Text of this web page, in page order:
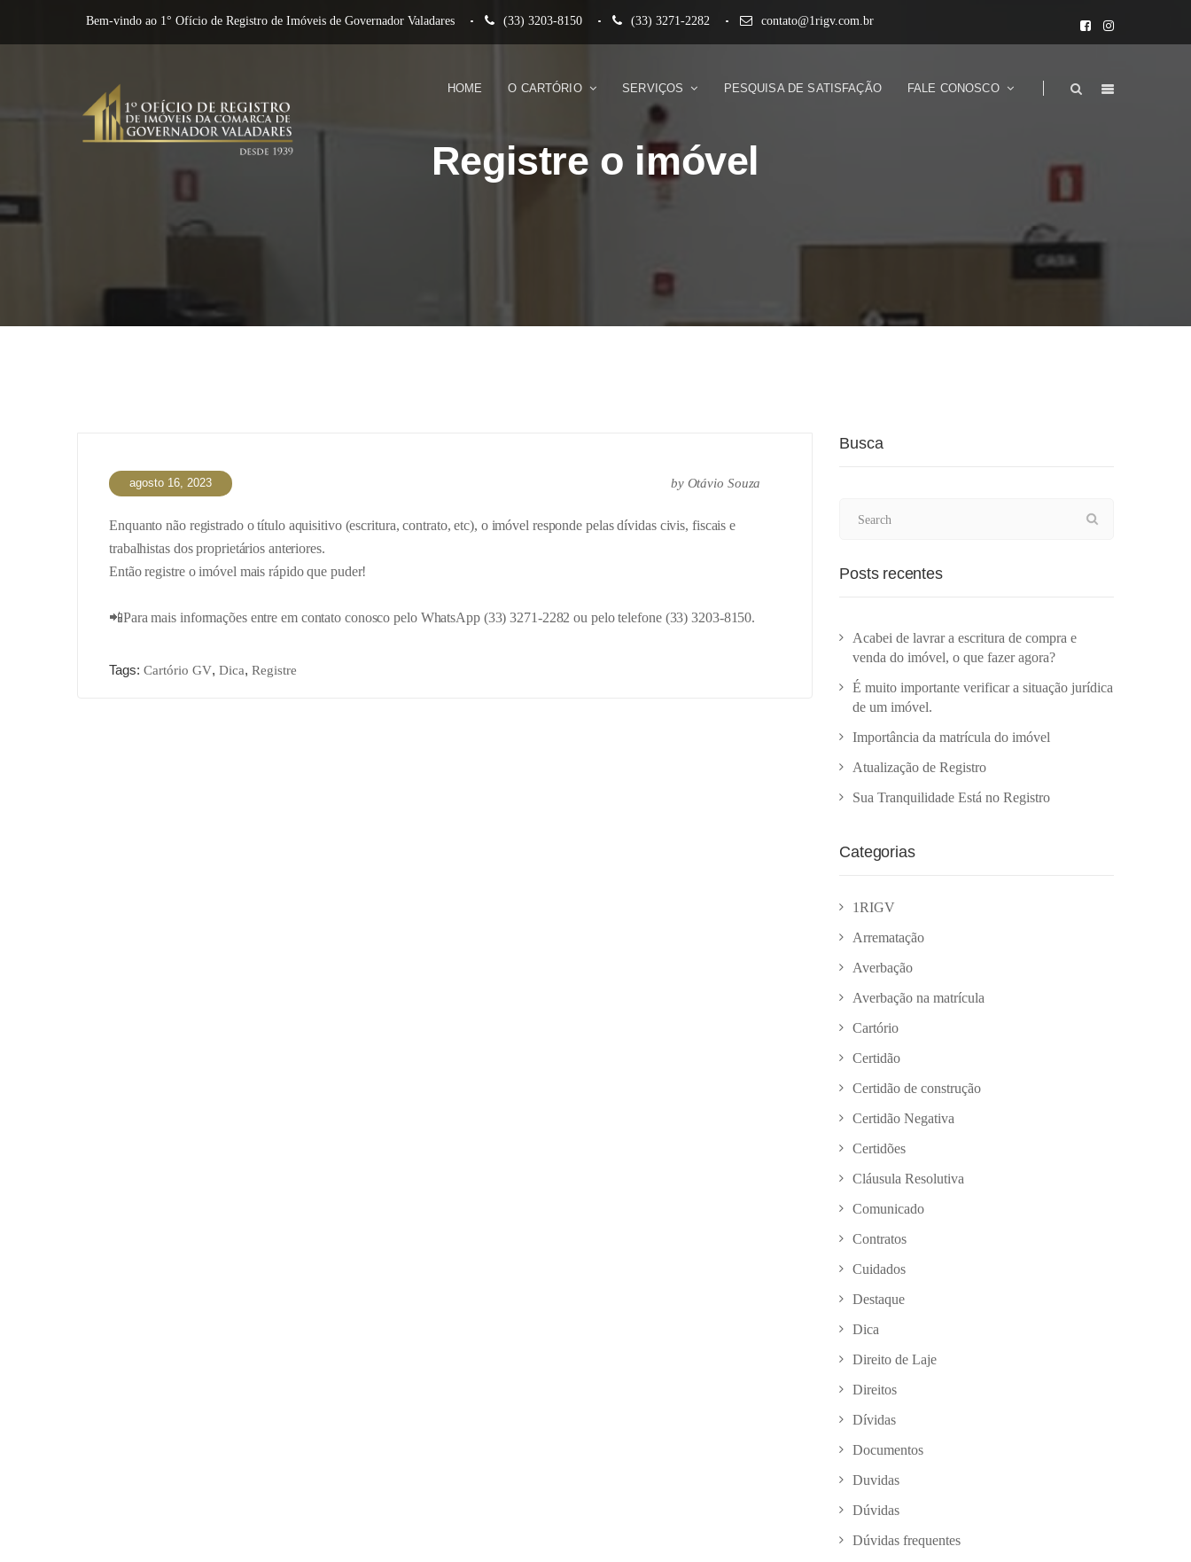
Bem-vindo ao 1° Ofício de Registro de Imóveis de Governador Valadares (33) 3203-8150 (33) 3271-2282 contato@1rigv.com.br
HOME O CARTÓRIO SERVIÇOS PESQUISA DE SATISFAÇÃO FALE CONOSCO
Registre o imóvel
agosto 16, 2023 by Otávio Souza
Enquanto não registrado o título aquisitivo (escritura, contrato, etc), o imóvel responde pelas dívidas civis, fiscais e
trabalhistas dos proprietários anteriores.
Então registre o imóvel mais rápido que puder!
📲Para mais informações entre em contato conosco pelo WhatsApp (33) 3271-2282 ou pelo telefone (33) 3203-8150.
Tags: Cartório GV, Dica, Registre
Busca
Posts recentes
Acabei de lavrar a escritura de compra e
venda do imóvel, o que fazer agora?
É muito importante verificar a situação jurídica
de um imóvel.
Importância da matrícula do imóvel
Atualização de Registro
Sua Tranquilidade Está no Registro
Categorias
1RIGV
Arrematação
Averbação
Averbação na matrícula
Cartório
Certidão
Certidão de construção
Certidão Negativa
Certidões
Cláusula Resolutiva
Comunicado
Contratos
Cuidados
Destaque
Dica
Direito de Laje
Direitos
Dívidas
Documentos
Duvidas
Dúvidas
Dúvidas frequentes